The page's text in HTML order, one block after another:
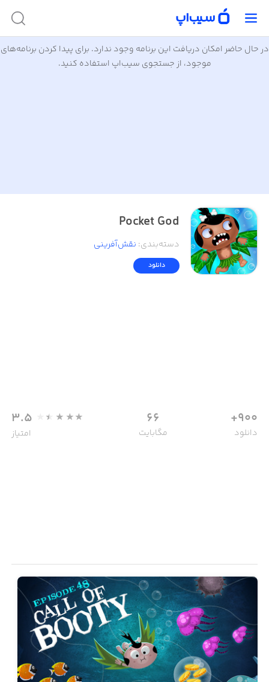
در حال حاضر امکان دریافت این برنامه وجود ندارد. برای پیدا کردن برنامه‌های
موجود، از جستجوی سیب‌اپ استفاده کنید.
Pocket God
دسته‌بندی: نقش‌آفرینی
دانلود
900+
دانلود
66
مگابایت
3.5
امتیاز